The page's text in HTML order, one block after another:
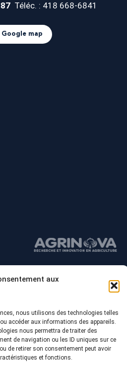
aux
nous utilisons des technologies telles
accéder aux informations des appareils.
nous permettra de traiter des
de navigation ou les ID uniques sur ce
de retirer son consentement peut avoir
et fonctions.
Téléc. : 418 668-6841
Google map
- Collège Alma